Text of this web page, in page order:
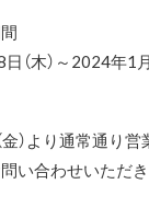
（木）～2024年1
）より通常通り営
い合わせいただ